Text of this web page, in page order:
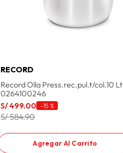
RECORD
Record Olla Press.rec.pul.t/col.10 Lt
0264100246
S/499.00 -15 %
S/ 584.90
Agregar Al Carrito